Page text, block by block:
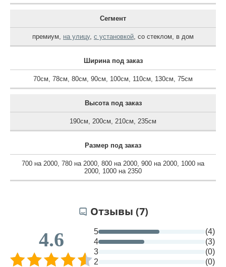
Сегмент
премиум, на улицу, с установкой, со стеклом, в дом
Ширина под заказ
70см, 78см, 80см, 90см, 100см, 110см, 130см, 75см
Высота под заказ
190см, 200см, 210см, 235см
Размер под заказ
700 на 2000, 780 на 2000, 800 на 2000, 900 на 2000, 1000 на
2000, 1000 на 2350
Отзывы (7)
4.6 5
(4)
4
(3)
3
(0)
2
(0)